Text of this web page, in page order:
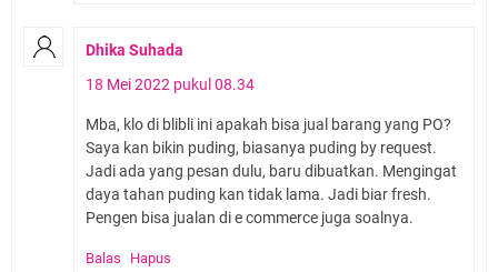
Dhika Suhada
18 Mei 2022 pukul 08.34
Mba, klo di blibli ini apakah bisa jual barang yang PO?
Saya kan bikin puding, biasanya puding by request.
Jadi ada yang pesan dulu, baru dibuatkan. Mengingat
daya tahan puding kan tidak lama. Jadi biar fresh.
Pengen bisa jualan di e commerce juga soalnya.
Balas Hapus